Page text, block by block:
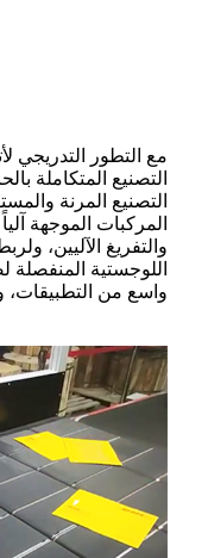
مع التطور التدريجي
التصنيع المتكاملة
التصنيع المرنة
والتفريغ الآليين،
اللوجستية المنفصلة
واسع من التطبيقات،